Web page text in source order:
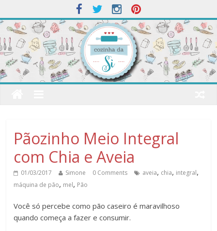
​Pãozinho Meio Integral
com Chia e Aveia
01/03/2017 Simone 0 Comments aveia, chia, integral,
máquina de pão, mel, Pão
Você só percebe como pão caseiro é maravilhoso
quando começa a fazer e consumir.